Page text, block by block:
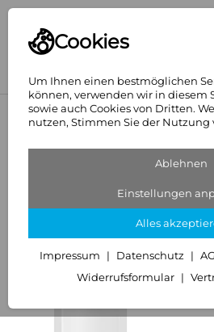
Cookies
Um Ihnen einen bestmöglichen
können, verwenden wir in diesem
sowie auch Cookies von Dritten.
nutzen, Stimmen Sie der Nutzung
Ablehnen
Einstellungen
Alles
Impressum Datenschutz
Widerrufsformular
Sanit Spülkasten 937 tiefhängend
Empfehlungen für
Spülkasten 937